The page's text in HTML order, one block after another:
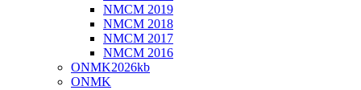
NMCM 2019
NMCM 2018
NMCM 2017
NMCM 2016
ONMK2026kb
ONMK